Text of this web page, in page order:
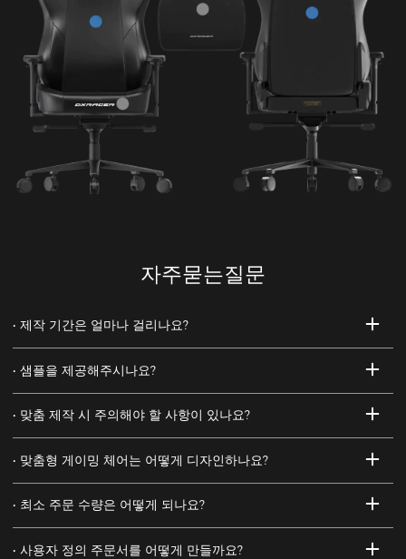
자주묻는질문
제작 기간은 얼마나 걸리나요?
샘플을 제공해주시나요?
맞춤 제작 시 주의해야 할 사항이 있나요?
맞춤형 게이밍 체어는 어떻게 디자인하나요?
최소 주문 수량은 어떻게 되나요?
사용자 정의 주문서를 어떻게 만들까요?